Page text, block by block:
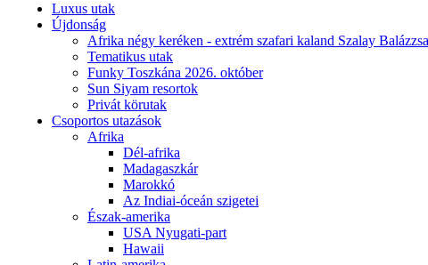
Luxus utak
Újdonság
Afrika négy keréken - extrém szafari kaland Szalay
Tematikus utak
Funky Toszkána 2026. október
Sun Siyam resortok
Privát körutak
Csoportos utazások
Afrika
Dél-afrika
Madagaszkár
Marokkó
Az Indiai-óceán szigetei
Észak-amerika
USA Nyugati-part
Hawaii